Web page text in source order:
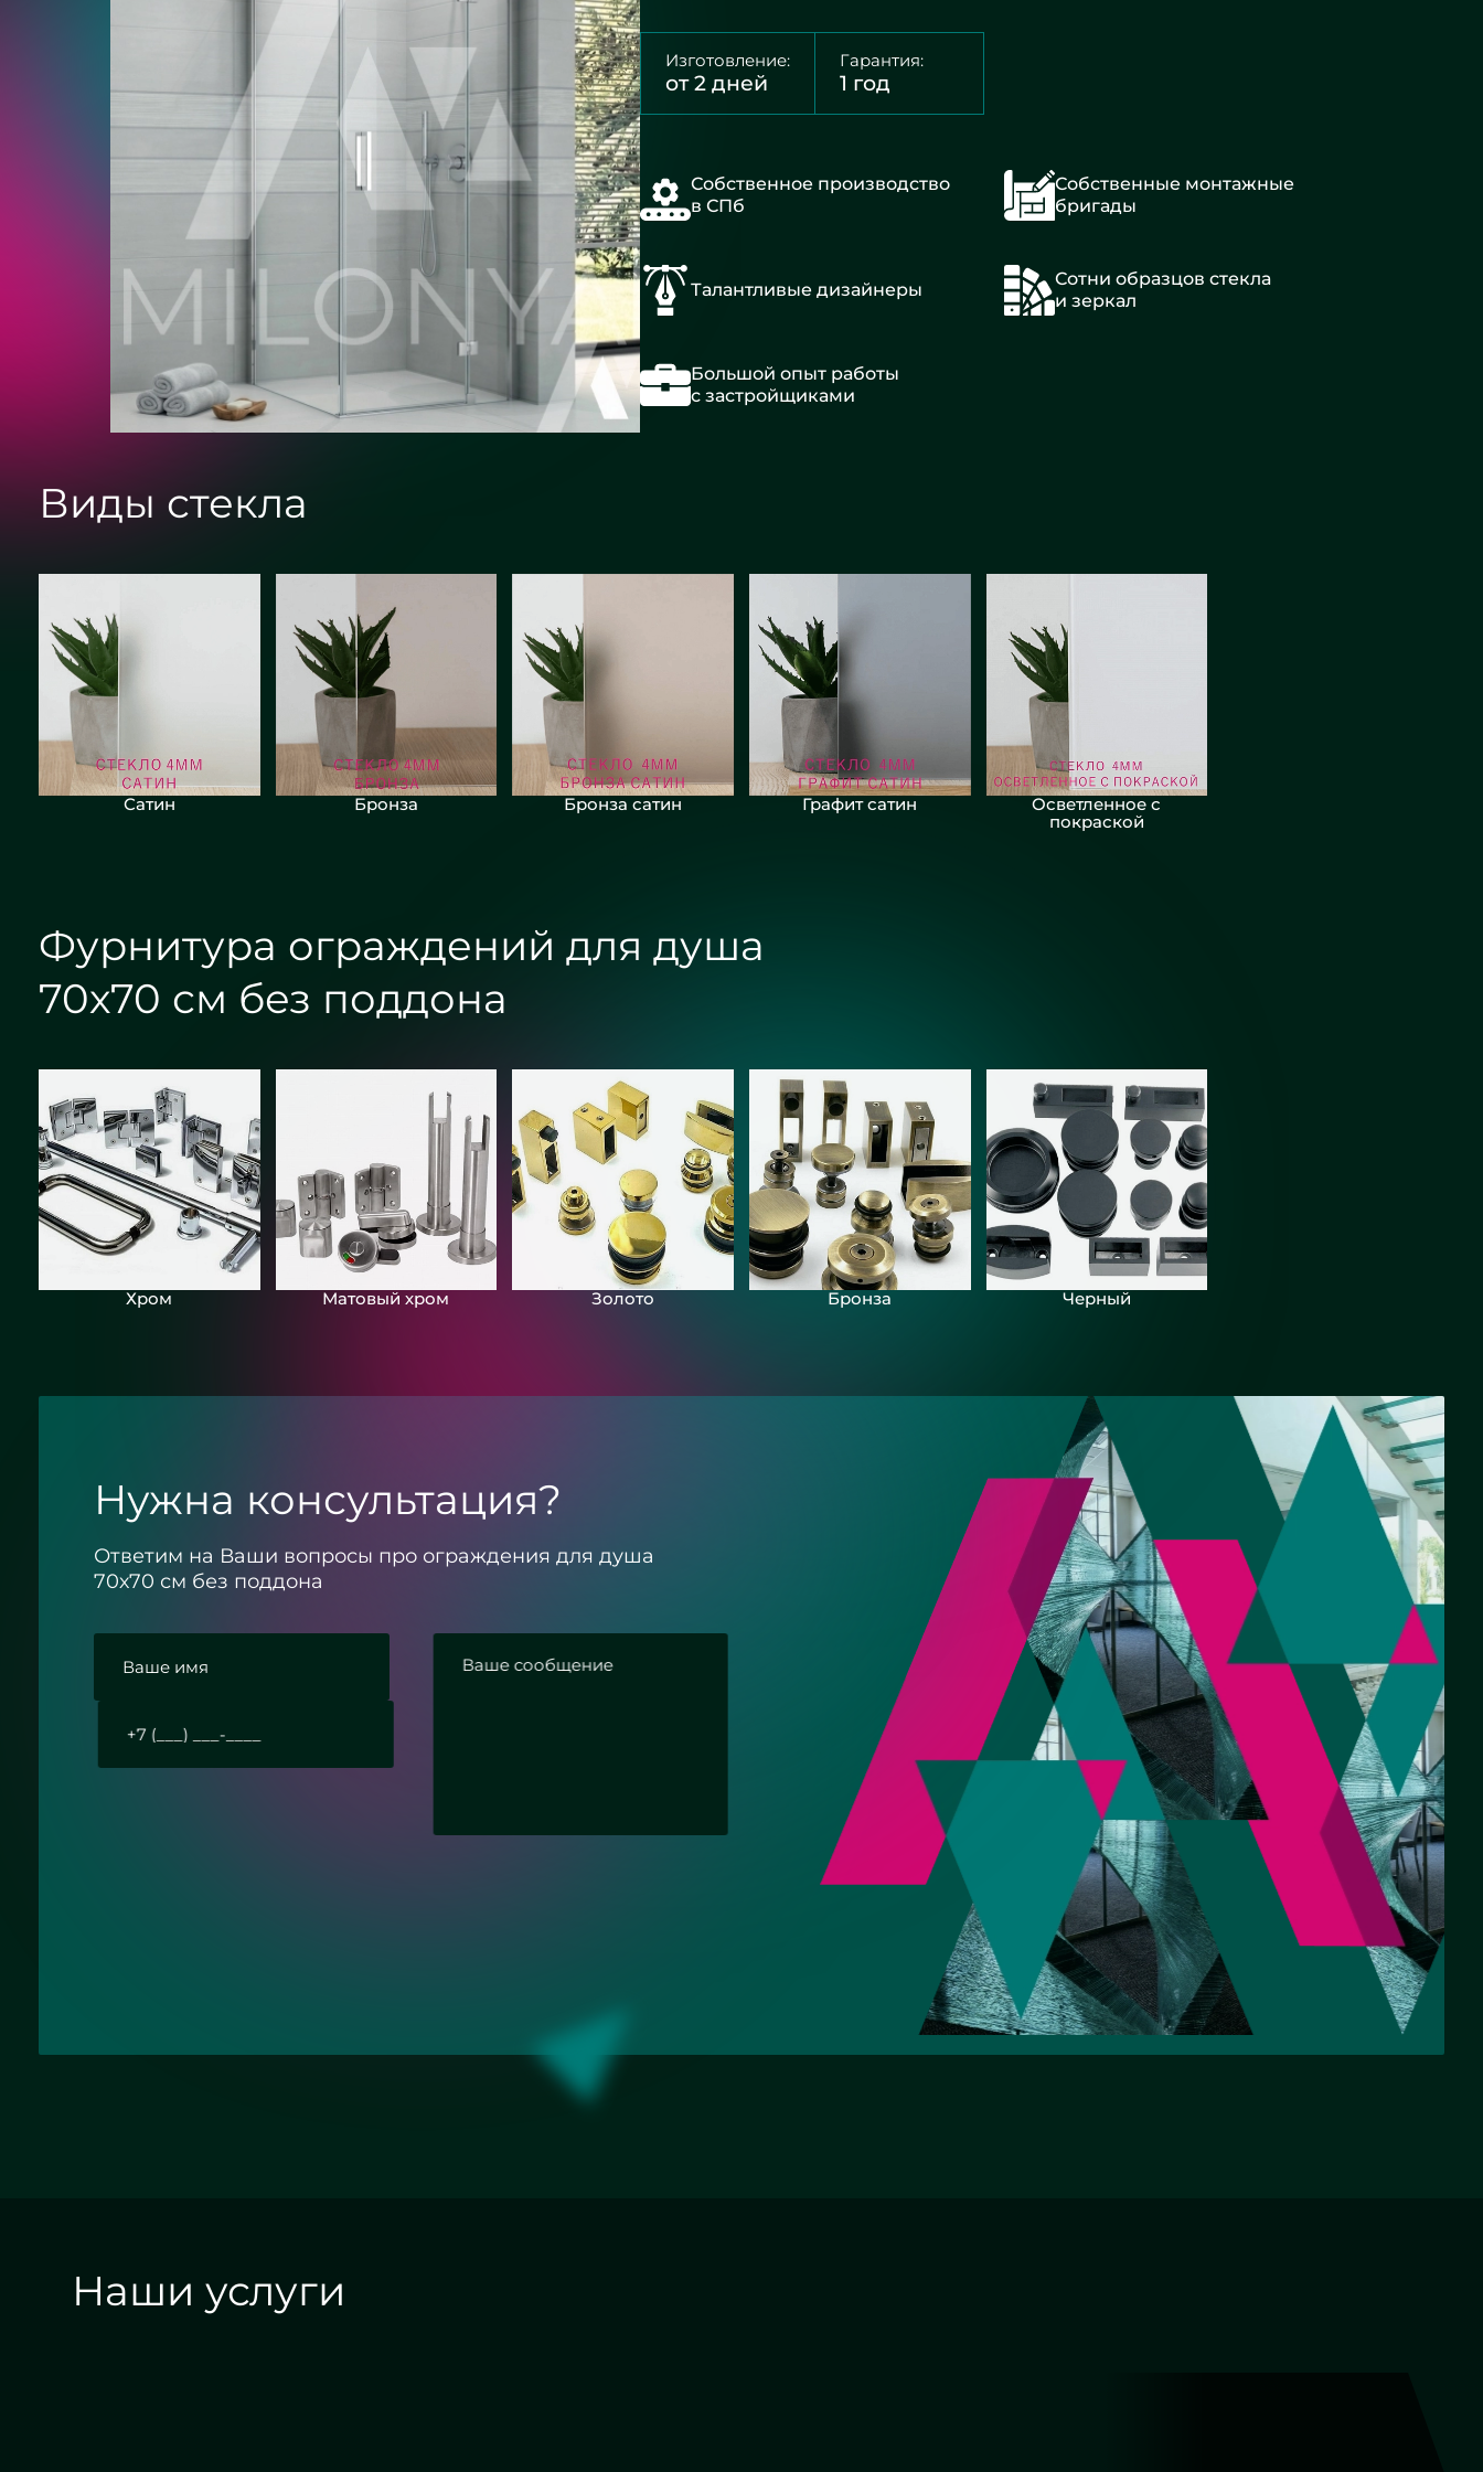
Изготовление:
от 2 дней
Гарантия:
1 год
Собственное производство
в СПб
Собственные монтажные
бригады
Талантливые дизайнеры
Сотни образцов стекла
и зеркал
Большой опыт работы
с застройщиками
Виды стекла
Сатин Бронза Бронза сатин Графит сатин
Осветленное с
покраской
Фурнитура ограждений для душа
70х70 см без поддона
Хром Матовый хром Золото Бронза Черный
Нужна консультация?
Ответим на Ваши вопросы про ограждения для душа
70х70 см без поддона
Наши услуги
Круглое зеркало бронза с
подсветкой - ЖК «Граф Орлов»
Зеркала с подсветкой для
загородного дома - СНТ
«Разлив»